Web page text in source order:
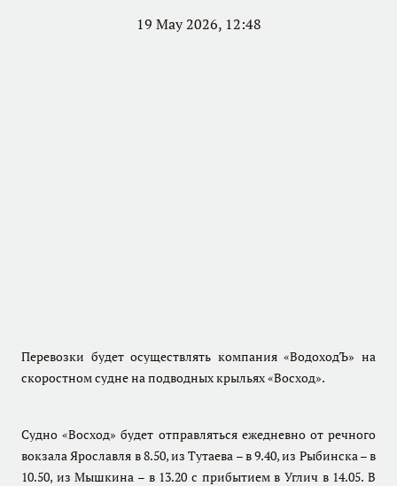
19 May 2026, 12:48
Перевозки будет осуществлять компания «ВодоходЪ» на
скоростном судне на подводных крыльях «Восход».
Судно «Восход» будет отправляться ежедневно от речного
вокзала Ярославля в 8.50, из Тутаева – в 9.40, из Рыбинска – в
10.50, из Мышкина – в 13.20 с прибытием в Углич в 14.05. В